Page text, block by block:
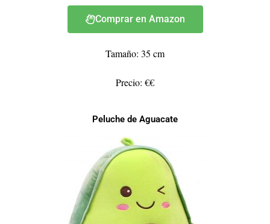
Comprar en Amazon
Tamaño: 35 cm
Precio: €€
Peluche de Aguacate